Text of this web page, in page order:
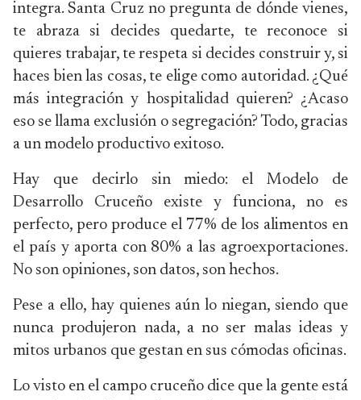
integra. Santa Cruz no pregunta de dónde vienes,
te abraza si decides quedarte, te reconoce si
quieres trabajar, te respeta si decides construir y, si
haces bien las cosas, te elige como autoridad. ¿Qué
más integración y hospitalidad quieren? ¿Acaso
eso se llama exclusión o segregación? Todo, gracias
a un modelo productivo exitoso.
Hay que decirlo sin miedo: el Modelo de
Desarrollo Cruceño existe y funciona, no es
perfecto, pero produce el 77% de los alimentos en
el país y aporta con 80% a las agroexportaciones.
No son opiniones, son datos, son hechos.
Pese a ello, hay quienes aún lo niegan, siendo que
nunca produjeron nada, a no ser malas ideas y
mitos urbanos que gestan en sus cómodas oficinas.
Lo visto en el campo cruceño dice que la gente está